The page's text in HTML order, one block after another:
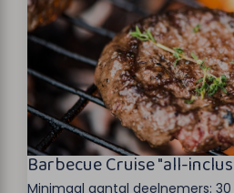
Barbecue Cruise "all-
Minimaal aantal deelnemers: 30